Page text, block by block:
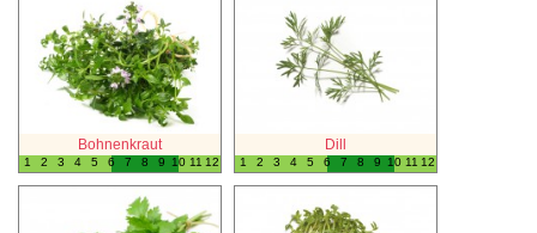
Bohnenkraut
1 2 3 4 5 6 7 8 9 10 11 12
Dill
1 2 3 4 5 6 7 8 9 10 11 12